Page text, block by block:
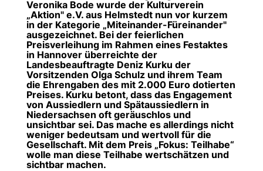
Veronika Bode wurde der Kulturverein
Aktion" e.V. aus Helmstedt nun vor kurzem
in der Kategorie „Miteinander-Füreinander"
ausgezeichnet. Bei der feierlichen
Preisverleihung im Rahmen eines Festaktes
in Hannover überreichte der
Landesbeauftragte Deniz Kurku der
Vorsitzenden Olga Schulz und ihrem Team
die Ehrengaben des mit 2.000 Euro dotierten
Preises. Kurku betont, dass das Engagement
von Aussiedlern und Spätaussiedlern in
Niedersachsen oft geräuschlos und
unsichtbar sei. Das mache es allerdings nicht
weniger bedeutsam und wertvoll für die
Gesellschaft. Mit dem Preis „Fokus: Teilhabe“
wolle man diese Teilhabe wertschätzen und
sichtbar machen.